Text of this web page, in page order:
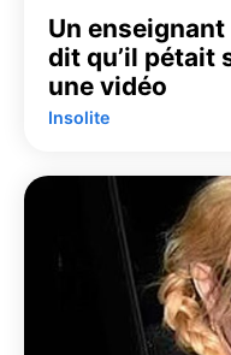
Un
dit qu’il pétait
une vidéo
Insolite